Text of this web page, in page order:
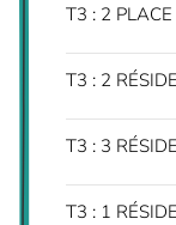
T3 : 2
T3 : 2
T3 : 3
T3 : 1